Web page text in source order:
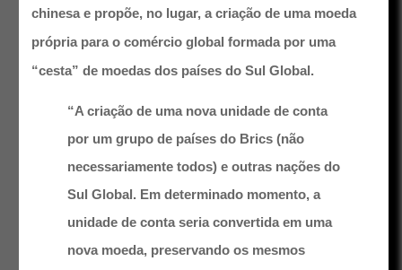
chinesa e propõe, no lugar, a criação de uma moeda
própria para o comércio global formada por uma
“cesta” de moedas dos países do Sul Global.
“A criação de uma nova unidade de conta
por um grupo de países do Brics (não
necessariamente todos) e outras nações do
Sul Global. Em determinado momento, a
unidade de conta seria convertida em uma
nova moeda, preservando os mesmos